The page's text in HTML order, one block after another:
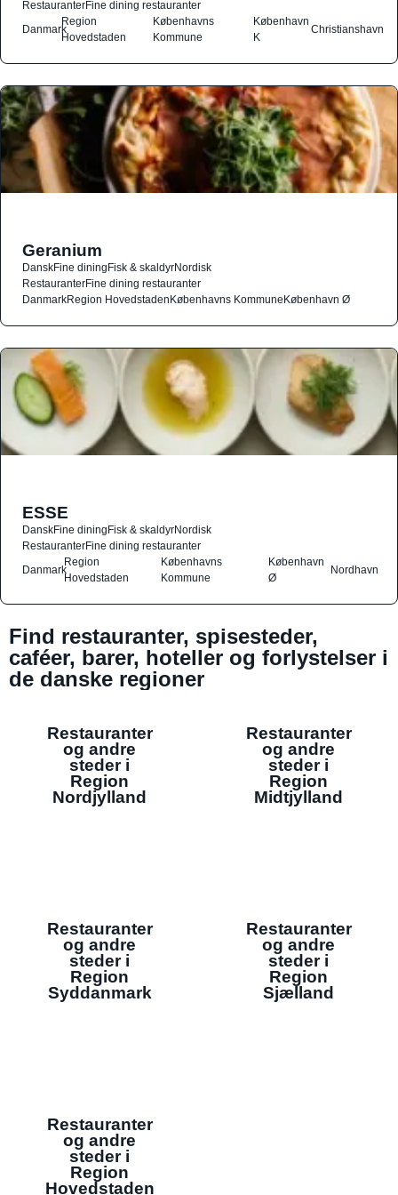
RestauranterFine dining restauranter
Danmark
Region
Hovedstaden
Københavns
Kommune
København
K
Christianshavn
Geranium
DanskFine diningFisk & skaldyrNordisk
RestauranterFine dining restauranter
DanmarkRegion HovedstadenKøbenhavns KommuneKøbenhavn Ø
ESSE
DanskFine diningFisk & skaldyrNordisk
RestauranterFine dining restauranter
Danmark
Region
Hovedstaden
Københavns
Kommune
København
Ø
Nordhavn
Find restauranter, spisesteder,
caféer, barer, hoteller og forlystelser i
de danske regioner
Restauranter
og andre
steder i
Region
Nordjylland
Restauranter
og andre
steder i
Region
Midtjylland
Restauranter
og andre
steder i
Region
Syddanmark
Restauranter
og andre
steder i
Region
Sjælland
Restauranter
og andre
steder i
Region
Hovedstaden